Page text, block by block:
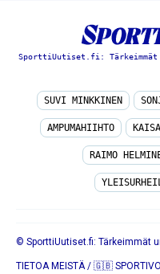
SporttiUutiset.fi:
SUVI MINKKINEN
AMPUMAHIIHTO
RAIMO
© SporttiUutiset.fi: Tärkeimmät
TIETOA MEISTÄ/ 🇬🇧